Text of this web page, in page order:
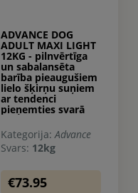
ADVANCE DOG
ADULT MAXI LIGHT
12KG - pilnvērtīga
un sabalansēta
barība pieaugušiem
lielo šķirņu suņiem
ar tendenci
pieņemties svarā
Kategorija:Advance
Svars: 12kg
€73.95